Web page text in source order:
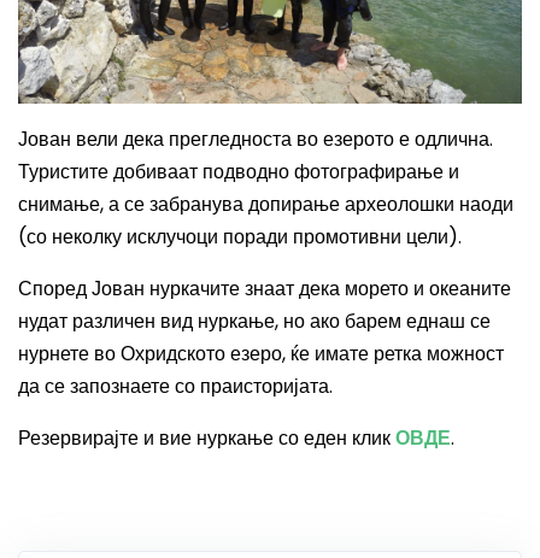
Јован вели дека прегледноста во езерото е одлична.
Туристите добиваат подводно фотографирање и
снимање, а се забранува допирање археолошки наоди
(со неколку исклучоци поради промотивни цели).
Според Јован нуркачите знаат дека морето и океаните
нудат различен вид нуркање, но ако барем еднаш се
нурнете во Охридското езеро, ќе имате ретка можност
да се запознаете со праисторијата.
Резервирајте и вие нуркање со еден кликОВДЕ.